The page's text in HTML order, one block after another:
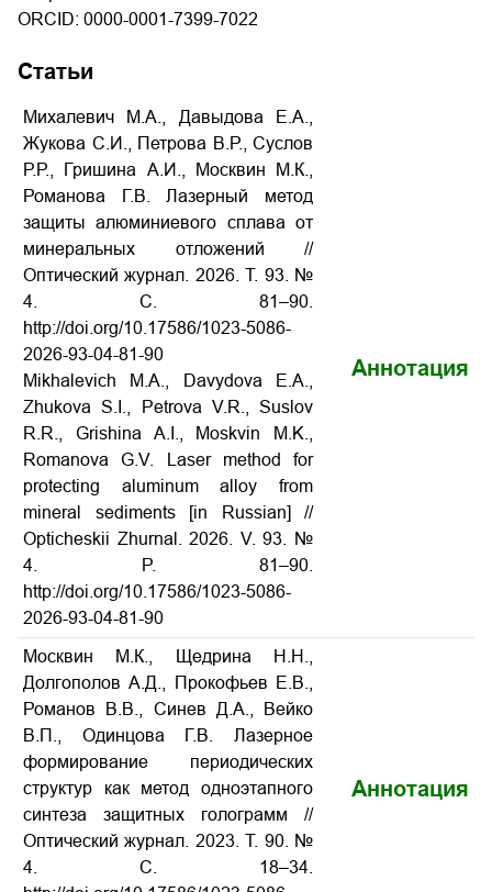
ORCID: 0000-0001-7399-7022
Статьи
Михалевич М.А., Давыдова Е.А.,
Жукова С.И., Петрова В.Р., Суслов
Р.Р., Гришина А.И., Москвин М.К.,
Романова Г.В. Лазерный метод
защиты алюминиевого сплава от
минеральных отложений //
Оптический журнал. 2026. Т. 93. №
4. С. 81–90.
http://doi.org/10.17586/1023-5086-
2026-93-04-81-90
Mikhalevich M.A., Davydova E.A.,
Zhukova S.I., Petrova V.R., Suslov
R.R., Grishina A.I., Moskvin M.K.,
Romanova G.V. Laser method for
protecting aluminum alloy from
mineral sediments [in Russian] //
Opticheskii Zhurnal. 2026. V. 93. №
4. P. 81–90.
http://doi.org/10.17586/1023-5086-
2026-93-04-81-90
Аннотация
Москвин М.К., Щедрина Н.Н.,
Долгополов А.Д., Прокофьев Е.В.,
Романов В.В., Синев Д.А., Вейко
В.П., Одинцова Г.В. Лазерное
формирование периодических
структур как метод одноэтапного
синтеза защитных голограмм //
Оптический журнал. 2023. Т. 90. №
4. С. 18–34.
Аннотация